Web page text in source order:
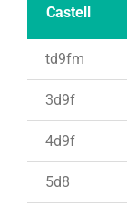
Castell
td9fm
3d9f
4d9f
5d8